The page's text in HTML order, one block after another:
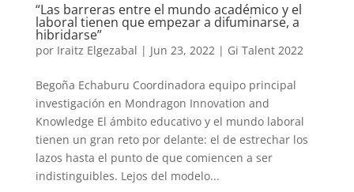
“Las barreras entre el mundo académico y el
laboral tienen que empezar a difuminarse, a
hibridarse”
por Iraitz Elgezabal | Jun 23, 2022| Gi Talent 2022
Begoña Echaburu Coordinadora equipo principal
investigación en Mondragon Innovation and
Knowledge El ámbito educativo y el mundo laboral
tienen un gran reto por delante: el de estrechar los
lazos hasta el punto de que comiencen a ser
indistinguibles. Lejos del modelo...